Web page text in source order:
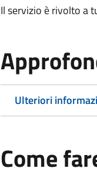
Il servizio è rivolto a
Ulteriori
Come